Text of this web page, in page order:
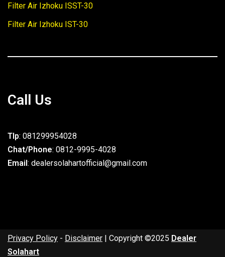
Filter Air Izhoku ISST-30
Filter Air Izhoku IST-30
Call Us
Tlp: 081299954028
Chat/Phone: 0812-9995-4028
Email: dealersolahartofficial@gmail.com
Privacy Policy - Disclaimer | Copyright ©2025 Dealer
Solahart